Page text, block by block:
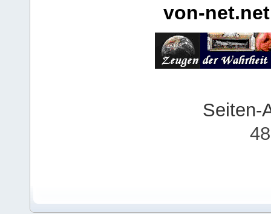
von-net.net
Seiten-